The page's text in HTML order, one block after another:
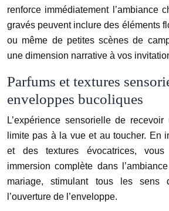
renforce immédiatement l’ambiance
gravés peuvent inclure des éléments
ou même de petites scènes de
une dimension narrative à vos
Parfums et textures
enveloppes bucoliques
L’expérience sensorielle de
limite pas à la vue et au toucher. En
et des textures évocatrices,
immersion complète dans
mariage, stimulant tous les sens
l’ouverture de l’enveloppe.